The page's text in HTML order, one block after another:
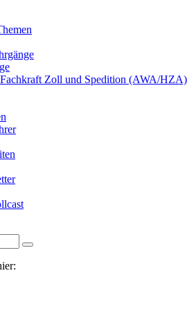
Zoll und Spedition (AWA/HZA)